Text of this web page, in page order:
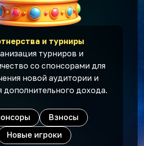
и турниры
турниров и
со спонсорами для
новой аудитории и
дополнительного дохода.
Взносы
Новые игроки